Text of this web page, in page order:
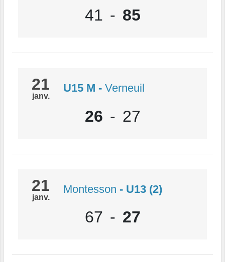
41 - 85
21
janv.
U15 M - Verneuil
26 - 27
21
janv.
Montesson - U13 (2)
67 - 27